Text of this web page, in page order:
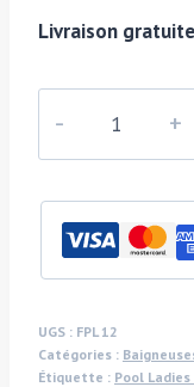
Livraison
"Swimming
Opposite"
noir
Carte
postale
UGS : FPL 12
Catégories :
Étiquette : Pool Ladies